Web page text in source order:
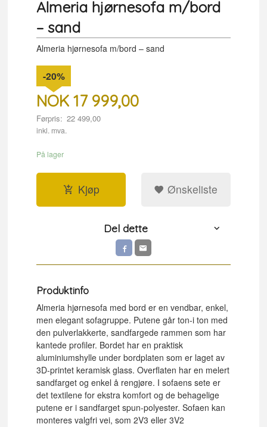
Almeria hjørnesofa m/bord
– sand
Almeria hjørnesofa m/bord – sand
NOK 17 999,00
Førpris: 22 499,00
Rabatt
-20%
inkl. mva.
På lager
Kjøp Ønskeliste
Del dette
Produktinfo
Almeria hjørnesofa med bord er en vendbar, enkel,
men elegant sofagruppe. Putene går ton-i ton med
den pulverlakkerte, sandfargede rammen som har
kantede profiler. Bordet har en praktisk
aluminiumshylle under bordplaten som er laget av
3D-printet keramisk glass. Overflaten har en melert
sandfarget og enkel å rengjøre. I sofaens sete er
det textilene for ekstra komfort og de behagelige
putene er i sandfarget spun-polyester. Sofaen kan
monteres valgfri vei, som 2V3 eller 3V2